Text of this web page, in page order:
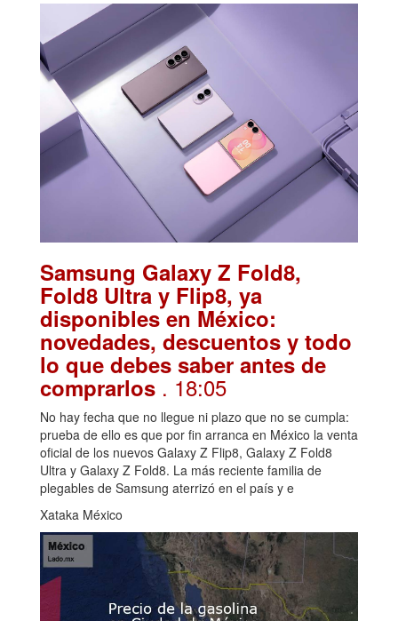
Samsung Galaxy Z Fold8,
Fold8 Ultra y Flip8, ya
disponibles en México:
novedades, descuentos y todo
lo que debes saber antes de
comprarlos . 18:05
No hay fecha que no llegue ni plazo que no se cumpla:
prueba de ello es que por fin arranca en México la venta
oficial de los nuevos Galaxy Z Flip8, Galaxy Z Fold8
Ultra y Galaxy Z Fold8. La más reciente familia de
plegables de Samsung aterrizó en el país y e
Xataka México